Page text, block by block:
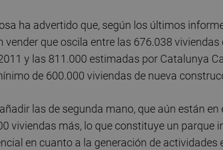
ha advertido que, según los últimos
vender que oscila entre las 676.038
y las 811.000 estimadas por Catalunya
de 600.000 viviendas de nueva
las de segunda mano, que aún están
viviendas más, lo que constituye un parque
en cuanto a la generación de